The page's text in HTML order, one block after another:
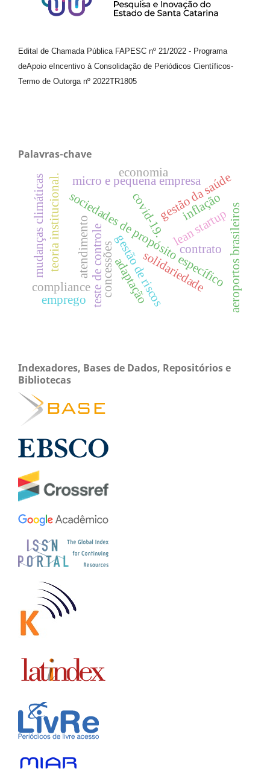
Edital de Chamada Pública FAPESC nº 21/2022 - Programa
deApoio e Incentivo à Consolidação de Periódicos Científicos-
Termo de Outorga nº 2022TR1805
Palavras-chave
covid-19.
concessões
sociedades de propósito específicoaeroportos brasileiros
teoria institucional. teste de controlegestão de riscos
compliance
lean startup
micro e pequena empresa
adaptação
gestão da saúde
atendimento solidariedade
economia
emprego
contrato
inflação
mudanças climáticas
Indexadores, Bases de Dados, Repositórios e
Bibliotecas